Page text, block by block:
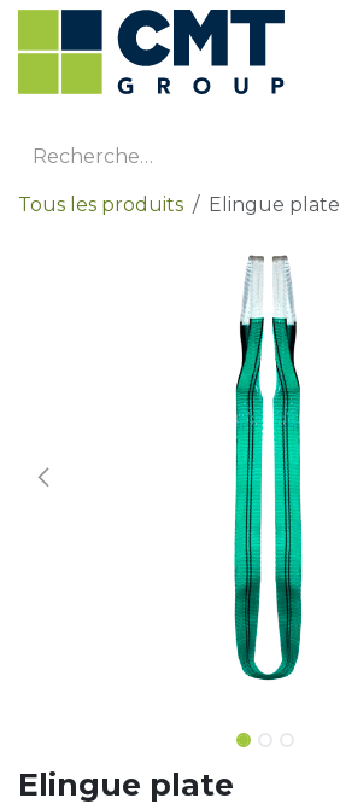
Se rendre au contenu
Tous les produits Elingue plate
Elingue plate